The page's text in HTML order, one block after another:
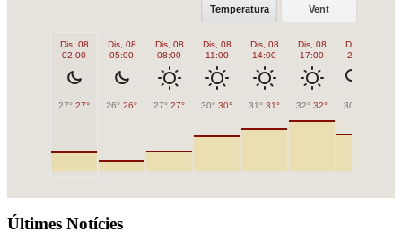
Temperatura Vent
Dis, 08
02:00
27° 27°
Dis, 08
05:00
26° 26°
Dis, 08
08:00
27° 27°
Dis, 08
11:00
30° 30°
Dis, 08
14:00
31° 31°
Dis, 08
17:00
32° 32°
Dis, 08
20:00
30°
Últimes Notícies